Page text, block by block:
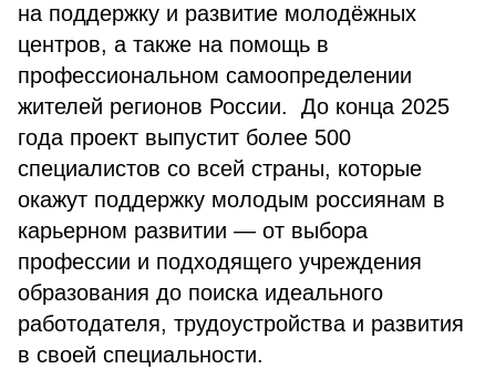
на поддержку и развитие молодёжных
центров, а также на помощь в
профессиональном самоопределении
жителей регионов России. До конца 2025
года проект выпустит более 500
специалистов со всей страны, которые
окажут поддержку молодым россиянам в
карьерном развитии — от выбора
профессии и подходящего учреждения
образования до поиска идеального
работодателя, трудоустройства и развития
в своей специальности.